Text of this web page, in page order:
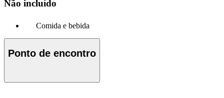
Não incluído
Comida e bebida
Ponto de encontro